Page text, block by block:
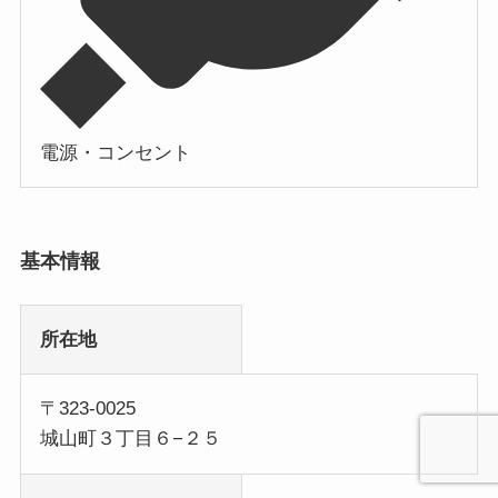
電源・コンセント
基本情報
所在地
〒323-0025
城山町３丁目６−２５